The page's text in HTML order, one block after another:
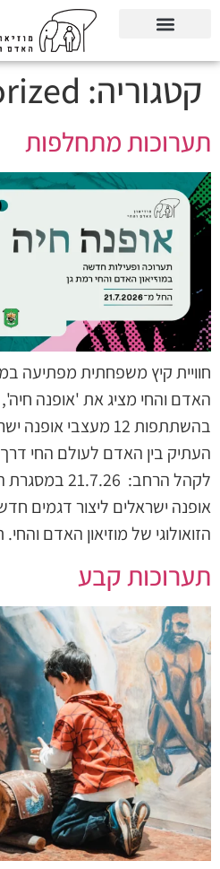
קטגוריה:
תערוכות מתחלפות
חוויית קיץ משפחתית מפתיעה
האדם והחי מציג את 'אופנה
בהשתתפות 12 מעצבי
העתיק בין האדם לעולם החי
אופנה ישראלים ליצור דגמים
הזואולוגי של מוזיאון האדם
תערוכות קבע